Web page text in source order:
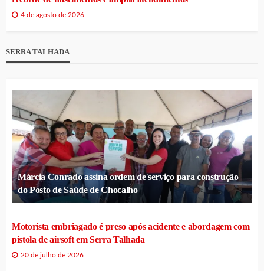
4 de agosto de 2026
SERRA TALHADA
Márcia Conrado assina ordem de serviço para construção
do Posto de Saúde de Chocalho
Motorista embriagado é preso após acidente e abordagem com
pistola de airsoft em Serra Talhada
20 de julho de 2026